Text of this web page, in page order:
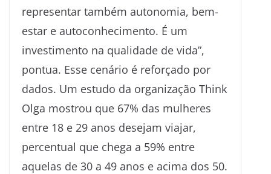
representar também autonomia, bem-
estar e autoconhecimento. É um
investimento na qualidade de vida”,
pontua. Esse cenário é reforçado por
dados. Um estudo da organização Think
Olga mostrou que 67% das mulheres
entre 18 e 29 anos desejam viajar,
percentual que chega a 59% entre
aquelas de 30 a 49 anos e acima dos 50.